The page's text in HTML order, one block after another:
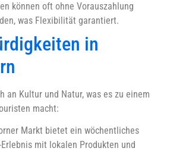
können oft ohne Vorauszahlung
was Flexibilität garantiert.
in
an Kultur und Natur, was es zu einem
macht:
Markt bietet ein wöchentliches
mit lokalen Produkten und